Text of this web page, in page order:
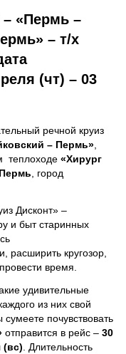
– «Пермь –
– т/х
(чт) – 03
речной круиз
– Пермь»
теплоходе «Хирург
Пермь , город
Дисконт» –
и быт старинных
расширить кругозор,
время.
удивительные
из них свой
почувствовать
отправится в рейс – 30
(вс) . Длительность